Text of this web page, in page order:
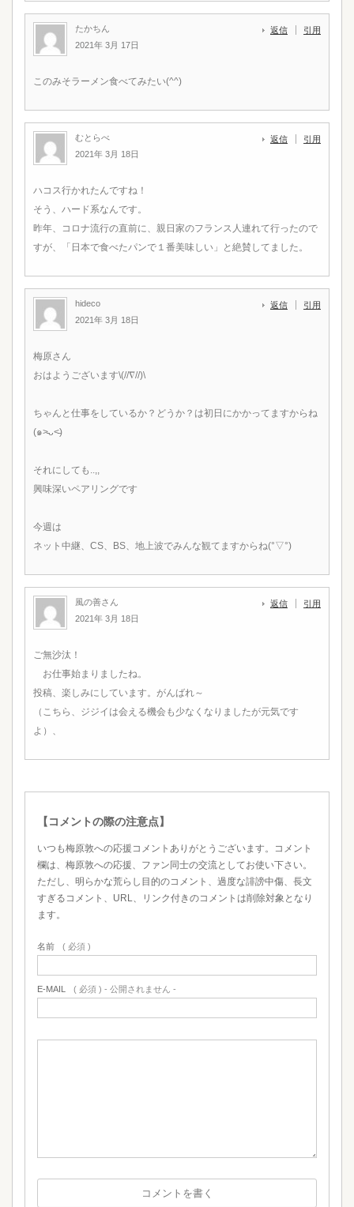
たかちん
2021年 3月 17日
返信 引用
このみそラーメン食べてみたい(^^)
むとらべ
2021年 3月 18日
返信 引用
ハコス行かれたんですね！
そう、ハード系なんです。
昨年、コロナ流行の直前に、親日家のフランス人連れて行ったので
すが、「日本で食べたパンで１番美味しい」と絶賛してました。
hideco
2021年 3月 18日
返信 引用
梅原さん
おはようございます\(//∇//)\
ちゃんと仕事をしているか？どうか？は初日にかかってますからね
(๑˃̵ᴗ˂̵)
それにしても..,,
興味深いペアリングです
今週は
ネット中継、CS、BS、地上波でみんな観てますからね(°▽°)
風の善さん
2021年 3月 18日
返信 引用
ご無沙汰！
お仕事始まりましたね。
投稿、楽しみにしています。がんばれ～
（こちら、ジジイは会える機会も少なくなりましたが元気です
よ）、
【コメントの際の注意点】
いつも梅原敦への応援コメントありがとうございます。コメント
欄は、梅原敦への応援、ファン同士の交流としてお使い下さい。
ただし、明らかな荒らし目的のコメント、過度な誹謗中傷、長文
すぎるコメント、URL、リンク付きのコメントは削除対象となり
ます。
名前 ( 必須 )
E-MAIL ( 必須 ) - 公開されません -